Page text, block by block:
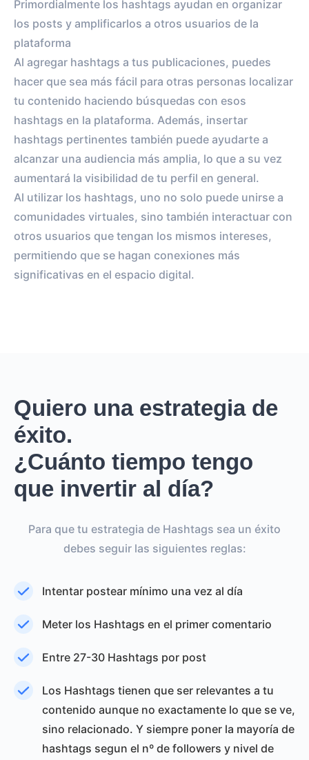
Primordialmente los hashtags ayudan en organizar
los posts y amplificarlos a otros usuarios de la
plataforma
Al agregar hashtags a tus publicaciones, puedes
hacer que sea más fácil para otras personas localizar
tu contenido haciendo búsquedas con esos
hashtags en la plataforma. Además, insertar
hashtags pertinentes también puede ayudarte a
alcanzar una audiencia más amplia, lo que a su vez
aumentará la visibilidad de tu perfil en general.
Al utilizar los hashtags, uno no solo puede unirse a
comunidades virtuales, sino también interactuar con
otros usuarios que tengan los mismos intereses,
permitiendo que se hagan conexiones más
significativas en el espacio digital.
Quiero una estrategia de
éxito.
¿Cuánto tiempo tengo
que invertir al día?
Para que tu estrategia de Hashtags sea un éxito
debes seguir las siguientes reglas:
Intentar postear mínimo una vez al día
Meter los Hashtags en el primer comentario
Entre 27-30 Hashtags por post
Los Hashtags tienen que ser relevantes a tu
contenido aunque no exactamente lo que se ve,
sino relacionado. Y siempre poner la mayoría de
hashtags segun el nº de followers y nivel de